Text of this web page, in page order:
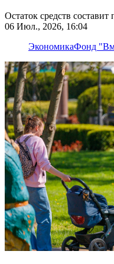
Остаток средств
06 Июл., 2026, 16:04
ЭкономикаФонд